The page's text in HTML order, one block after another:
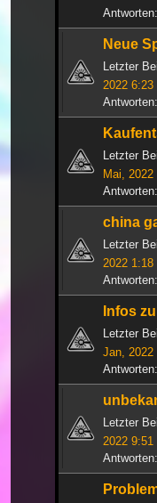
Antworten:
Neue
Letzter
2022 6:23
Antworten:
Letzter
Mai, 2022
Antworten:
china
Letzter
2022 1:18
Antworten:
Infos
Letzter
Jan, 2022
Antworten:
Letzter
2022 9:51
Antworten: